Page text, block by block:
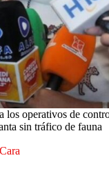
los operativos de
sin tráfico de fauna